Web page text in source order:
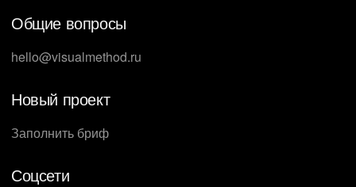
Общие вопросы
hello@visualmethod.ru
Новый проект
Заполнить бриф
Соцсети